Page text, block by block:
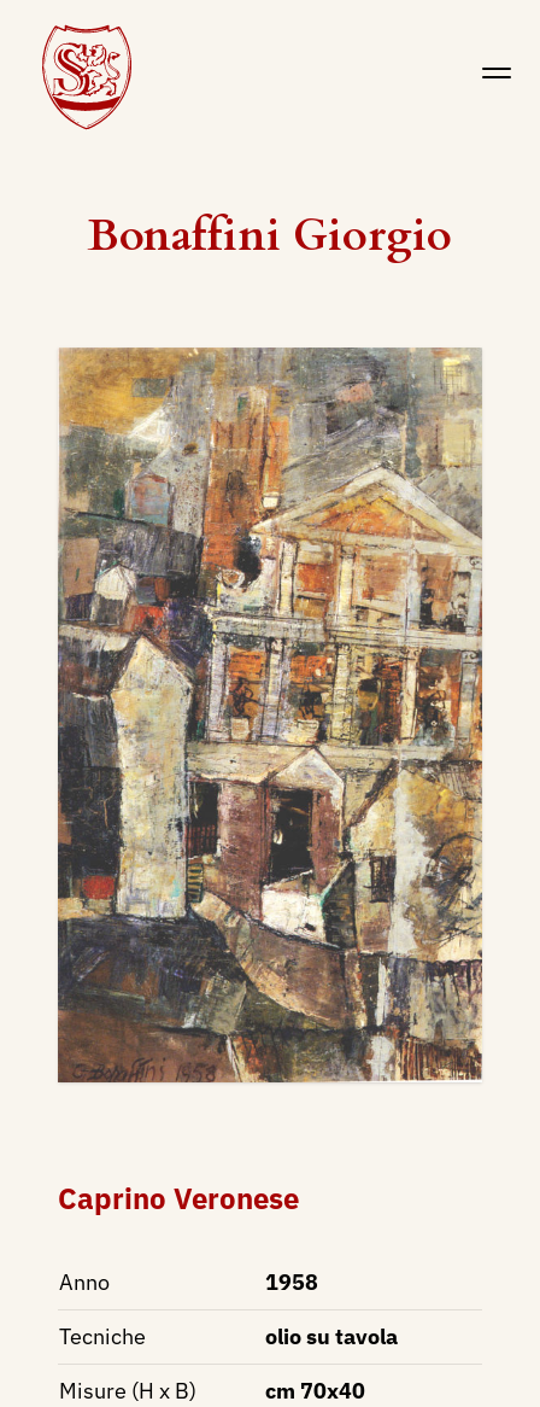
Bonaffini Giorgio
Caprino Veronese
Anno
1958
Tecniche
olio su tavola
Misure (H x B)
cm 70x40